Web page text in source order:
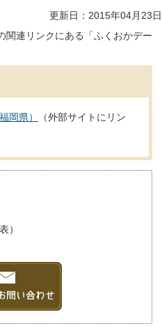
更新日：2015年04月23日
関連リンクにある「ふくおかデー
岡県）
（外部サイトにリン
）